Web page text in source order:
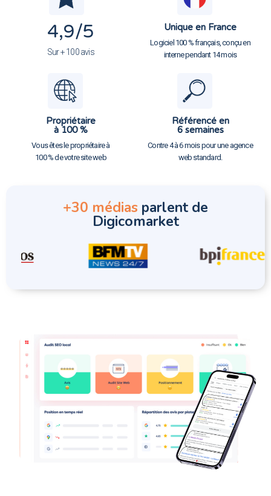
4,9/5
Sur + 100 avis
Unique en France
Logiciel 100 % français, conçu en
interne pendant 14 mois
Propriétaire
à 100 %
Vous êtes le propriétaire à
100 % de votre site web
Référencé en
6 semaines
Contre 4 à 6 mois pour une agence
web standard.
+30 médias parlent de
Digicomarket